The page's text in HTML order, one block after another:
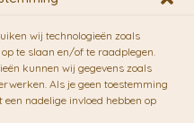
wij technologieën zoals
te slaan en/of te raadplegen.
kunnen wij gegevens zoals
Als je geen toestemming
nadelige invloed hebben op
duurzame bezorgdienst
(mits voorradig) voor
dag,
dag in de